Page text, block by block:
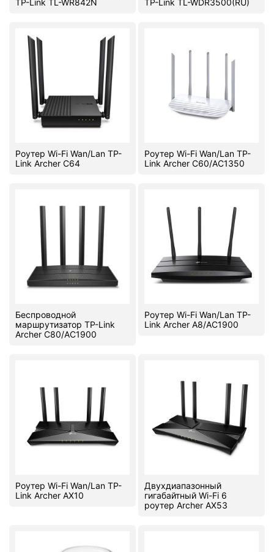
Digital Signage
Видеонаблюдение
Компьютеры Fujitsu
Комплектующие ПК
TP-Link TL-WR842N
TP-Link TL-WDR3500(RU)
Роутер Wi-Fi Wan/Lan TP-
Link Archer C64
Роутер Wi-Fi Wan/Lan TP-
Link Archer C60/AC1350
Беспроводной
маршрутизатор TP-Link
Archer C80/AC1900
Роутер Wi-Fi Wan/Lan TP-
Link Archer A8/AC1900
Роутер Wi-Fi Wan/Lan TP-
Link Archer AX10
Двухдиапазонный
гигабайтный Wi-Fi 6
роутер Archer AX53